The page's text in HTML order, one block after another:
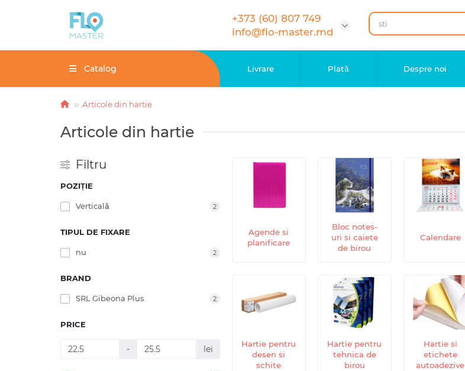
+373 (60) 807 749
info@flo-master.md
Catalog Livrare Plată Despre noi
Articole din hartie
Articole din hartie
Filtru
POZIȚIE
Verticală 2
TIPUL DE FIXARE
nu 2
BRAND
SRL Gibeona Plus 2
PRICE
- lei
Agende si
planificare
Bloc notes-
uri si caiete
de birou
Calendare
Hartie pentru
desen si
schite
Hartie pentru
tehnica de
birou
Hartie si
etichete
autoadezive